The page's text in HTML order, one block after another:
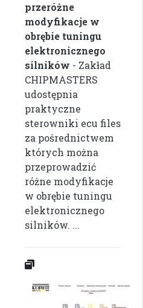
przeróżne
modyfikacje w
obrębie tuningu
elektronicznego
silników - Zakład
CHIPMASTERS
udostępnia
praktyczne
sterowniki ecu files
za pośrednictwem
których można
przeprowadzić
różne modyfikacje
w obrębie tuningu
elektronicznego
silników. ...